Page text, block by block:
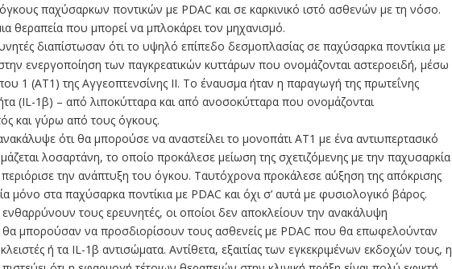
παχύσαρκων ποντικών με PDAC και σε καρκινικό ιστό ασθενών με τη νόσο.
θεραπεία που μπορεί να μπλοκάρει τον μηχανισμό.
διαπίστωσαν ότι το υψηλό επίπεδο δεσμοπλασίας σε παχύσαρκα ποντίκια με
ενεργοποίηση των παγκρεατικών κυττάρων που ονομάζονται αστεροειδή, μέσω
1 (ΑΤ1) της Αγγεοπτενσίνης ΙΙ. Το έναυσμα ήταν η παραγωγή της πρωτεΐνης
(IL-1β) – από λιποκύτταρα και από ανοσοκύτταρα που ονομάζονται
και γύρω από τους όγκους.
ότι θα μπορούσε να αναστείλει το μονοπάτι ΑΤ1 με ένα αντιυπερτασικό
λοσαρτάνη, το οποίο προκάλεσε μείωση της σχετιζόμενης με την παχυσαρκία
την ανάπτυξη του όγκου. Ταυτόχρονα προκάλεσε αύξηση της απόκρισης
μόνο στα παχύσαρκα ποντίκια με PDAC και όχι σ’ αυτά με φυσιολογικό βάρος.
τους ερευνητές, οι οποίοι δεν αποκλείουν την ανακάλυψη
μπορούσαν να προσδιορίσουν τους ασθενείς με PDAC που θα επωφελούνταν
ή τα IL-1β αντισώματα. Αντίθετα, εξαιτίας των εγκεκριμένων εκδοχών τους, η